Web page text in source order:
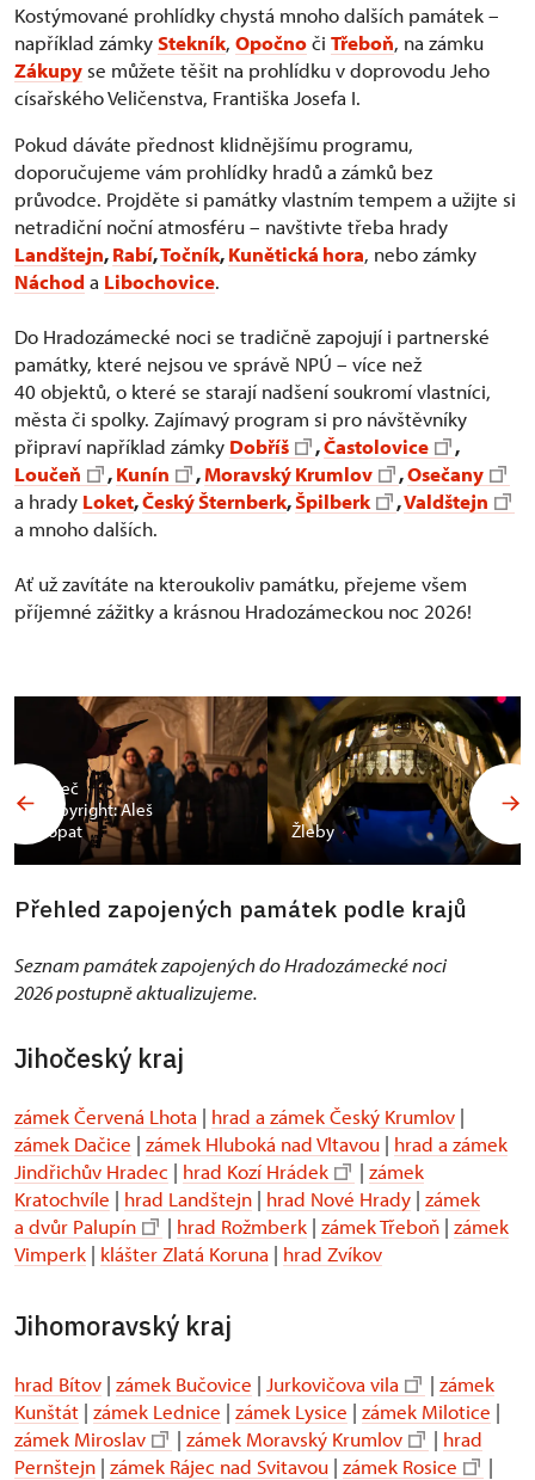
Kostýmované prohlídky chystá mnoho dalších památek –
například zámkyStekník, Opočnoči Třeboň, na zámku
Zákupy se můžete těšit na prohlídku v doprovodu Jeho
císařského Veličenstva, Františka Josefa I.
Pokud dáváte přednost klidnějšímu programu,
doporučujeme vám prohlídky hradů a zámků bez
průvodce. Projděte si památky vlastním tempem a užijte si
netradiční noční atmosféru – navštivte třeba hrady
Landštejn,Rabí,Točník,Kunětická hora, nebo zámky
Náchoda Libochovice.
Do Hradozámecké noci se tradičně zapojují i partnerské
památky, které nejsou ve správě NPÚ – více než
40 objektů, o které se starají nadšení soukromí vlastníci,
města či spolky. Zajímavý program si pro návštěvníky
připraví například zámky Dobříš ,Častolovice
,
Loučeň
,Kunín ,Moravský Krumlov ,Osečany
a hrady Loket,Český Šternberk,Špilberk ,Valdštejn
a mnoho dalších.
Ať už zavítáte na kteroukoliv památku, přejeme všem
příjemné zážitky a krásnou Hradozámeckou noc 2026!
Valeč
Copyright: Aleš
Vopat
Žleby
Přehled zapojených památek podle krajů
Seznam památek zapojených do Hradozámecké noci
2026 postupně aktualizujeme.
Jihočeský kraj
zámek Červená Lhota | hrad a zámek Český Krumlov |
zámek Dačice | zámek Hluboká nad Vltavou | hrad a zámek
Jindřichův Hradec | hrad Kozí Hrádek | zámek
Kratochvíle | hrad Landštejn | hrad Nové Hrady | zámek
a dvůr Palupín
| hrad Rožmberk | zámek Třeboň | zámek
Vimperk | klášter Zlatá Koruna | hrad Zvíkov
Jihomoravský kraj
hrad Bítov | zámek Bučovice | Jurkovičova vila | zámek
Kunštát | zámek Lednice | zámek Lysice | zámek Milotice |
zámek Miroslav
| zámek Moravský Krumlov | hrad
Pernštejn | zámek Rájec nad Svitavou | zámek Rosice |